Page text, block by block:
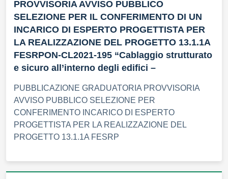
PROVVISORIA AVVISO PUBBLICO
SELEZIONE PER IL CONFERIMENTO DI UN
INCARICO DI ESPERTO PROGETTISTA PER
LA REALIZZAZIONE DEL PROGETTO 13.1.1A
FESRPON-CL2021-195 “Cablaggio strutturato
e sicuro all’interno degli edifici –
PUBBLICAZIONE GRADUATORIA PROVVISORIA
AVVISO PUBBLICO SELEZIONE PER
CONFERIMENTO INCARICO DI ESPERTO
PROGETTISTA PER LA REALIZZAZIONE DEL
PROGETTO 13.1.1A FESRP